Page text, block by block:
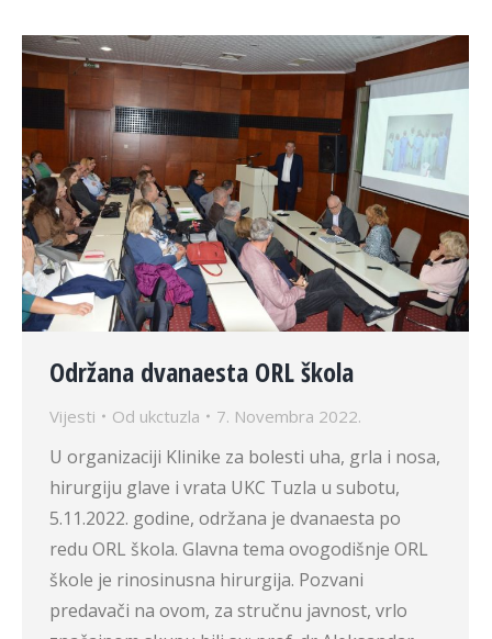
Održana dvanaesta ORL škola
Vijesti Od ukctuzla 7. Novembra 2022.
U organizaciji Klinike za bolesti uha, grla i nosa,
hirurgiju glave i vrata UKC Tuzla u subotu,
5.11.2022. godine, održana je dvanaesta po
redu ORL škola. Glavna tema ovogodišnje ORL
škole je rinosinusna hirurgija. Pozvani
predavači na ovom, za stručnu javnost, vrlo